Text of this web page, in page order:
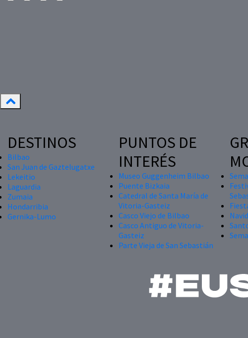
DESTINOS
Bilbao
San Juan de Gaztelugatxe
Lekeitio
Laguardia
Zumaia
Hondarribia
Gernika-Lumo
PUNTOS DE
INTERÉS
Museo Guggenheim Bilbao
Puente Bizkaia
Catedral de Santa María de
Vitoria-Gasteiz
Casco Viejo de Bilbao
Casco Antiguo de Vitoria-
Gasteiz
Parte Vieja de San Sebastián